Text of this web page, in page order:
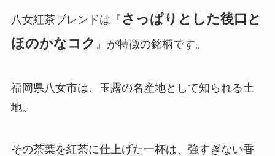
八女紅茶ブレンドは『 さっぱりとした後口と
ほのかなコク 』が特徴の銘柄です。
福岡県八女市は、玉露の名産地として知られる土
地。
その茶葉を紅茶に仕上げた一杯は、強すぎない香